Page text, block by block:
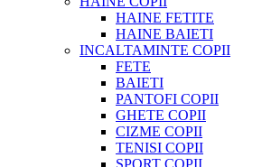
HAINE FETITE
HAINE BAIETI
INCALTAMINTE COPII
FETE
BAIETI
PANTOFI COPII
GHETE COPII
CIZME COPII
TENISI COPII